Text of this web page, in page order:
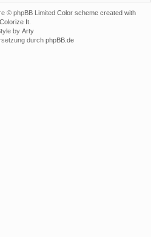
© phpBB Limited Color scheme created with
Colorize It
by Arty
durch phpBB.de